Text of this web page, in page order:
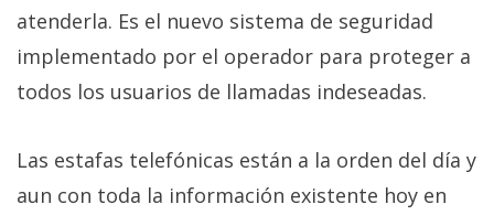
atenderla. Es el nuevo sistema de seguridad
implementado por el operador para proteger a
todos los usuarios de llamadas indeseadas.
Las estafas telefónicas están a la orden del día y
aun con toda la información existente hoy en